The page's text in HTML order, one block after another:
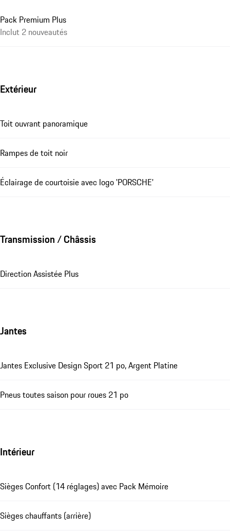
Pack Premium Plus
Inclut 2 nouveautés
Extérieur
Toit ouvrant panoramique
Rampes de toit noir
Éclairage de courtoisie avec logo 'PORSCHE'
Transmission / Châssis
Direction Assistée Plus
Jantes
Jantes Exclusive Design Sport 21 po, Argent Platine
Pneus toutes saison pour roues 21 po
Intérieur
Sièges Confort (14 réglages) avec Pack Mémoire
Sièges chauffants (arrière)